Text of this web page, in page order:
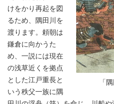
「隅田
けをかり再起を図
るため、隅田川を
渡ります。頼朝は
鎌倉に向かうた
め、一説には現在
の浅草近くを拠点
とした江戸重長と
いう秩父一族に隅